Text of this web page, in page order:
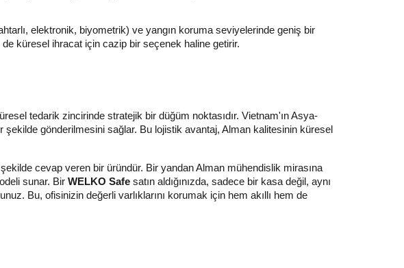
elektronik, biyometrik) ve yangın koruma seviyelerinde geniş bir
küresel ihracat için cazip bir seçenek haline getirir.
tedarik zincirinde stratejik bir düğüm noktasıdır. Vietnam'ın Asya-
gönderilmesini sağlar. Bu lojistik avantaj, Alman kalitesinin küresel
cevap veren bir üründür. Bir yandan Alman mühendislik mirasına
sunar. Bir WELKO Safesatın aldığınızda, sadece bir kasa değil, aynı
Bu, ofisinizin değerli varlıklarını korumak için hem akıllı hem de